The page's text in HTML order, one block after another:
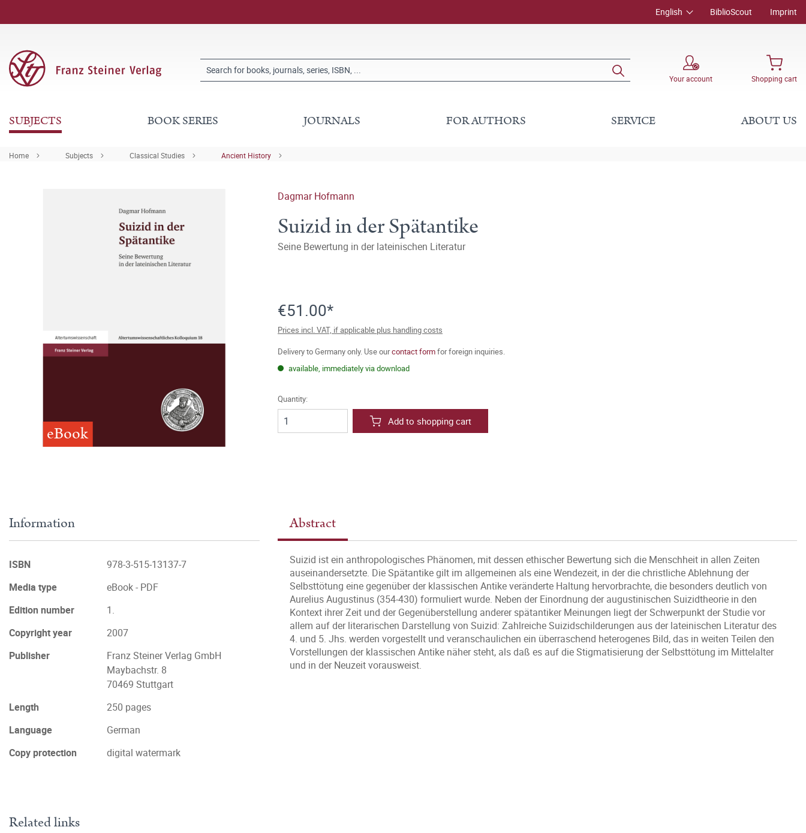
English BiblioScout Imprint
Your account Shopping cart
SUBJECTS BOOK SERIES JOURNALS FOR AUTHORS SERVICE ABOUT US
Home Subjects Classical Studies Ancient History
eBook
Dagmar Hofmann
Suizid in der Spätantike
Seine Bewertung in der lateinischen Literatur
€51.00*
Prices incl. VAT, if applicable plus handling costs
Delivery to Germany only. Use ourcontact formfor foreign inquiries.
available, immediately via download
Quantity:
Add to shopping cart
Abstract
Suizid ist ein anthropologisches Phänomen, mit dessen ethischer Bewertung sich die Menschheit in allen Zeiten
auseinandersetzte. Die Spätantike gilt im allgemeinen als eine Wendezeit, in der die christliche Ablehnung der
Selbsttötung eine gegenüber der klassischen Antike veränderte Haltung hervorbrachte, die besonders deutlich von
Aurelius Augustinus (354-430) formuliert wurde. Neben der Einordnung der augustinischen Suizidtheorie in den
Kontext ihrer Zeit und der Gegenüberstellung anderer spätantiker Meinungen liegt der Schwerpunkt der Studie vor
allem auf der literarischen Darstellung von Suizid: Zahlreiche Suizidschilderungen aus der lateinischen Literatur des
4. und 5. Jhs. werden vorgestellt und veranschaulichen ein überraschend heterogenes Bild, das in weiten Teilen den
Vorstellungen der klassischen Antike näher steht, als daß es auf die Stigmatisierung der Selbsttötung im Mittelalter
und in der Neuzeit vorausweist.
Information
ISBN
978-3-515-13137-7
Media type
eBook - PDF
Edition number
1.
Copyright year
2007
Publisher
Franz Steiner Verlag GmbH
Maybachstr. 8
70469 Stuttgart
Length
250 pages
Language
German
Copy protection
digital watermark
Related links